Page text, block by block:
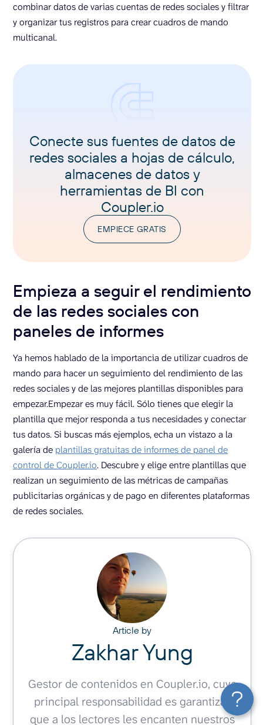
combinar datos de varias cuentas de redes sociales y filtrar
y organizar tus registros para crear cuadros de mando
multicanal.
Conecte sus fuentes de datos de
redes sociales a hojas de cálculo,
almacenes de datos y
herramientas de BI con
Coupler.io
EMPIECE GRATIS
Empieza a seguir el rendimiento
de las redes sociales con
paneles de informes
Ya hemos hablado de la importancia de utilizar cuadros de
mando para hacer un seguimiento del rendimiento de las
redes sociales y de las mejores plantillas disponibles para
empezar.Empezar es muy fácil. Sólo tienes que elegir la
plantilla que mejor responda a tus necesidades y conectar
tus datos. Si buscas más ejemplos, echa un vistazo a la
galería de plantillas gratuitas de informes de panel de
control de Coupler.io. Descubre y elige entre plantillas que
realizan un seguimiento de las métricas de campañas
publicitarias orgánicas y de pago en diferentes plataformas
de redes sociales.
Article by
Zakhar Yung
Gestor de contenidos en Coupler.io, cuya
principal responsabilidad es garantizar
que a los lectores les encanten nuestros